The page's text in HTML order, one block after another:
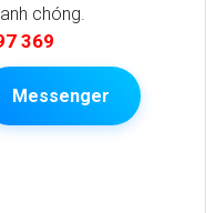
chóng.
369
Messenger